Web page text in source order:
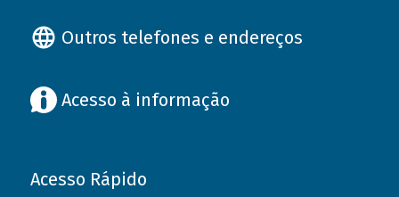
Outros telefones e endereços
Acesso à informação
Acesso Rápido